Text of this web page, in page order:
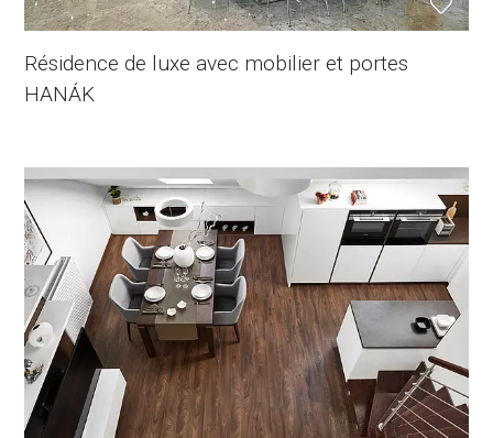
Résidence de luxe avec mobilier et portes
HANÁK